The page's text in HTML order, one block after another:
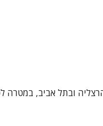
ובתל אביב, במטרה